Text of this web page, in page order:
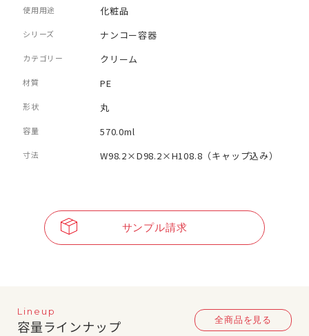
使用用途 化粧品
シリーズ ナンコー容器
カテゴリー クリーム
材質 PE
形状 丸
容量 570.0ml
寸法 W98.2×D98.2×H108.8（キャップ込み）
サンプル請求
Lineup
容量ラインナップ 全商品を見る